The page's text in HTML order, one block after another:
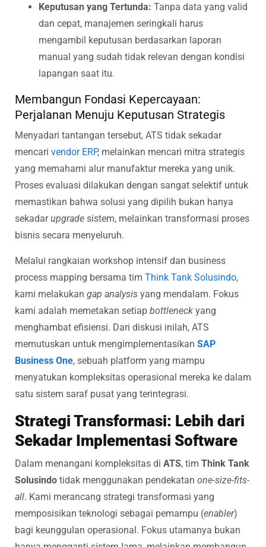
Keputusan yang Tertunda: Tanpa data yang valid
dan cepat, manajemen seringkali harus
mengambil keputusan berdasarkan laporan
manual yang sudah tidak relevan dengan kondisi
lapangan saat itu.
Membangun Fondasi Kepercayaan:
Perjalanan Menuju Keputusan Strategis
Menyadari tantangan tersebut, ATS tidak sekadar
mencari vendor ERP, melainkan mencari mitra strategis
yang memahami alur manufaktur mereka yang unik.
Proses evaluasi dilakukan dengan sangat selektif untuk
memastikan bahwa solusi yang dipilih bukan hanya
sekadarupgrade sistem, melainkan transformasi proses
bisnis secara menyeluruh.
Melalui rangkaian workshop intensif dan business
process mapping bersama tim Think Tank Solusindo,
kami melakukan gap analysis yang mendalam. Fokus
kami adalah memetakan setiap bottleneck yang
menghambat efisiensi. Dari diskusi inilah, ATS
memutuskan untuk mengimplementasikan SAP
Business One, sebuah platform yang mampu
menyatukan kompleksitas operasional mereka ke dalam
satu sistem saraf pusat yang terintegrasi.
Strategi Transformasi: Lebih dari
Sekadar Implementasi Software
Dalam menangani kompleksitas di ATS, tim Think Tank
Solusindo tidak menggunakan pendekatan one-size-fits-
all. Kami merancang strategi transformasi yang
memposisikan teknologi sebagai pemampu (enabler)
bagi keunggulan operasional. Fokus utamanya bukan